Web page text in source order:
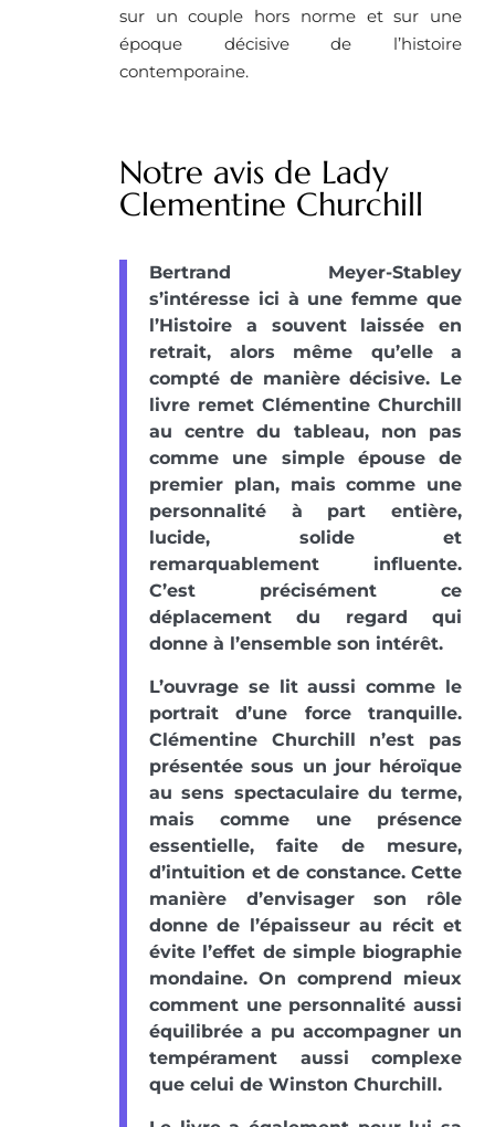
sur un couple hors norme et sur une
époque décisive de l’histoire
contemporaine.
Notre avis de Lady
Clementine Churchill
Bertrand Meyer-Stabley
s’intéresse ici à une femme que
l’Histoire a souvent laissée en
retrait, alors même qu’elle a
compté de manière décisive. Le
livre remet Clémentine Churchill
au centre du tableau, non pas
comme une simple épouse de
premier plan, mais comme une
personnalité à part entière,
lucide, solide et
remarquablement influente.
C’est précisément ce
déplacement du regard qui
donne à l’ensemble son intérêt.
L’ouvrage se lit aussi comme le
portrait d’une force tranquille.
Clémentine Churchill n’est pas
présentée sous un jour héroïque
au sens spectaculaire du terme,
mais comme une présence
essentielle, faite de mesure,
d’intuition et de constance. Cette
manière d’envisager son rôle
donne de l’épaisseur au récit et
évite l’effet de simple biographie
mondaine. On comprend mieux
comment une personnalité aussi
équilibrée a pu accompagner un
tempérament aussi complexe
que celui de Winston Churchill.